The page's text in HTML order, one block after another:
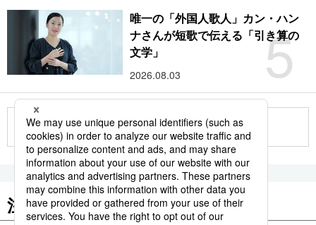
5
唯一の「外国人歌人」カン・ハン
ナさんが短歌で伝える「引き算の
文学」
2026.08.03
もっと見る
注目のキーワード